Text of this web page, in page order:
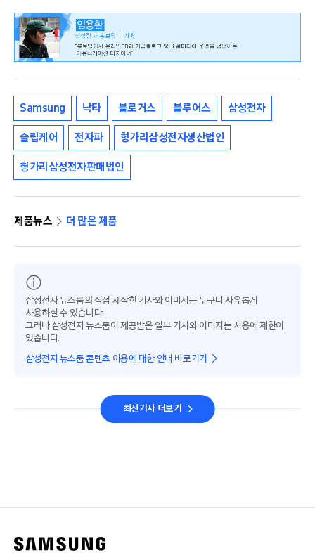
Samsung 낙타 블로거스 블루어스 삼성전자
슬립케어 전자파 헝가리삼성전자생산법인
헝가리삼성전자판매법인
제품뉴스 더 많은 제품
삼성전자 뉴스룸의 직접 제작한 기사와 이미지는 누구나 자유롭게
사용하실 수 있습니다.
그러나 삼성전자 뉴스룸이 제공받은 일부 기사와 이미지는 사용에 제한이
있습니다.
삼성전자 뉴스룸 콘텐츠 이용에 대한 안내 바로가기
최신기사 더보기